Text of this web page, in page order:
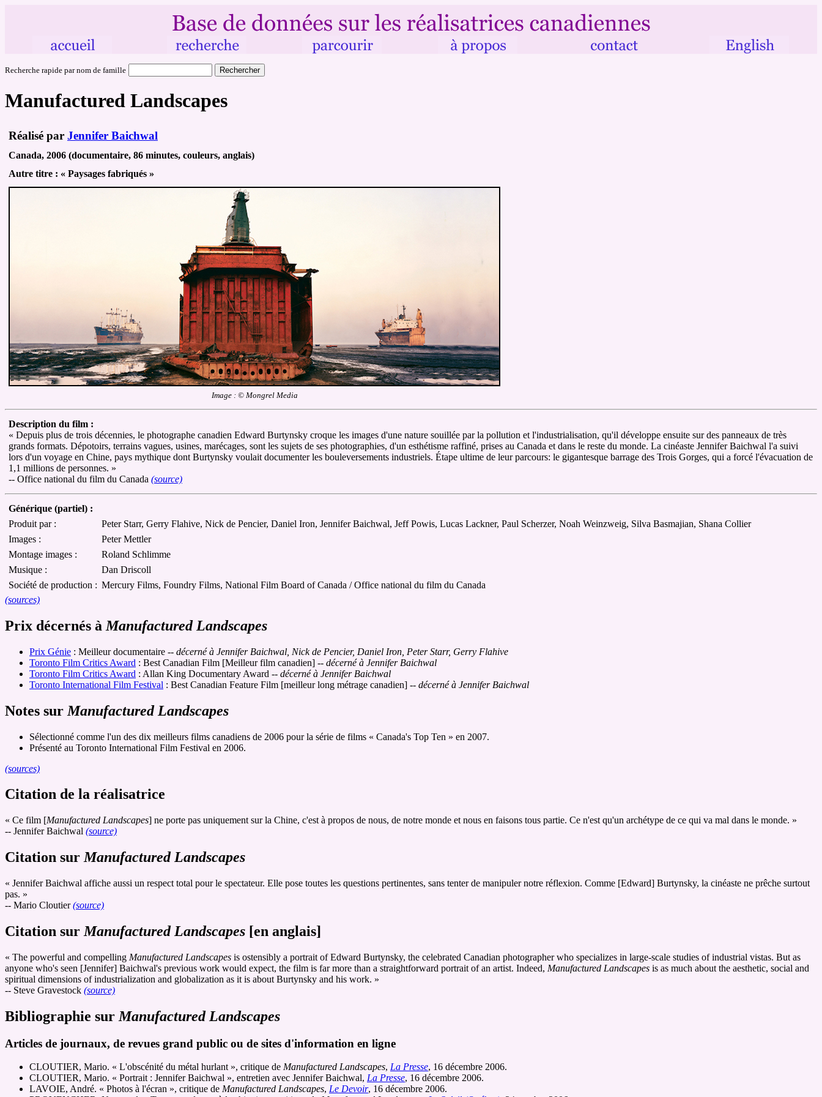
Recherche rapide par nom de famille
Manufactured Landscapes
Réalisé par Jennifer Baichwal
Canada, 2006 (documentaire, 86 minutes, couleurs, anglais)
Autre titre : « Paysages fabriqués »
Image : © Mongrel Media
Description du film :
« Depuis plus de trois décennies, le photographe canadien Edward Burtynsky croque les images d'une nature souillée par la pollution et l'industrialisation, qu'il développe ensuite sur des panneaux de très
grands formats. Dépotoirs, terrains vagues, usines, marécages, sont les sujets de ses photographies, d'un esthétisme raffiné, prises au Canada et dans le reste du monde. La cinéaste Jennifer Baichwal l'a suivi
lors d'un voyage en Chine, pays mythique dont Burtynsky voulait documenter les bouleversements industriels. Étape ultime de leur parcours: le gigantesque barrage des Trois Gorges, qui a forcé l'évacuation de
1,1 millions de personnes. »
-- Office national du film du Canada (source)
Générique (partiel) :
Produit par :
Peter Starr, Gerry Flahive, Nick de Pencier, Daniel Iron, Jennifer Baichwal, Jeff Powis, Lucas Lackner, Paul Scherzer, Noah Weinzweig, Silva Basmajian, Shana Collier
Images :
Peter Mettler
Montage images :
Roland Schlimme
Musique :
Dan Driscoll
Société de production : Mercury Films, Foundry Films, National Film Board of Canada / Office national du film du Canada
(sources)
Prix décernés à Manufactured Landscapes
Prix Génie : Meilleur documentaire -- décerné à Jennifer Baichwal, Nick de Pencier, Daniel Iron, Peter Starr, Gerry Flahive
Toronto Film Critics Award : Best Canadian Film [Meilleur film canadien] -- décerné à Jennifer Baichwal
Toronto Film Critics Award : Allan King Documentary Award -- décerné à Jennifer Baichwal
Toronto International Film Festival : Best Canadian Feature Film [meilleur long métrage canadien] -- décerné à Jennifer Baichwal
Notes sur Manufactured Landscapes
Sélectionné comme l'un des dix meilleurs films canadiens de 2006 pour la série de films « Canada's Top Ten » en 2007.
Présenté au Toronto International Film Festival en 2006.
(sources)
Citation de la réalisatrice
« Ce film [Manufactured Landscapes] ne porte pas uniquement sur la Chine, c'est à propos de nous, de notre monde et nous en faisons tous partie. Ce n'est qu'un archétype de ce qui va mal dans le monde. »
-- Jennifer Baichwal (source)
Citation surManufactured Landscapes
« Jennifer Baichwal affiche aussi un respect total pour le spectateur. Elle pose toutes les questions pertinentes, sans tenter de manipuler notre réflexion. Comme [Edward] Burtynsky, la cinéaste ne prêche surtout
pas. »
-- Mario Cloutier(source)
Citation sur Manufactured Landscapes [en anglais]
« The powerful and compelling Manufactured Landscapes is ostensibly a portrait of Edward Burtynsky, the celebrated Canadian photographer who specializes in large-scale studies of industrial vistas. But as
anyone who's seen [Jennifer] Baichwal's previous work would expect, the film is far more than a straightforward portrait of an artist. Indeed, Manufactured Landscapes is as much about the aesthetic, social and
spiritual dimensions of industrialization and globalization as it is about Burtynsky and his work. »
-- Steve Gravestock (source)
Bibliographie sur Manufactured Landscapes
Articles de journaux, de revues grand public ou de sites d'information en ligne
CLOUTIER, Mario. « L'obscénité du métal hurlant », critique de Manufactured Landscapes, La Presse, 16 décembre 2006.
CLOUTIER, Mario. « Portrait : Jennifer Baichwal », entretien avec Jennifer Baichwal, La Presse, 16 décembre 2006.
LAVOIE, André. « Photos à l'écran », critique de Manufactured Landscapes, Le Devoir, 16 décembre 2006.